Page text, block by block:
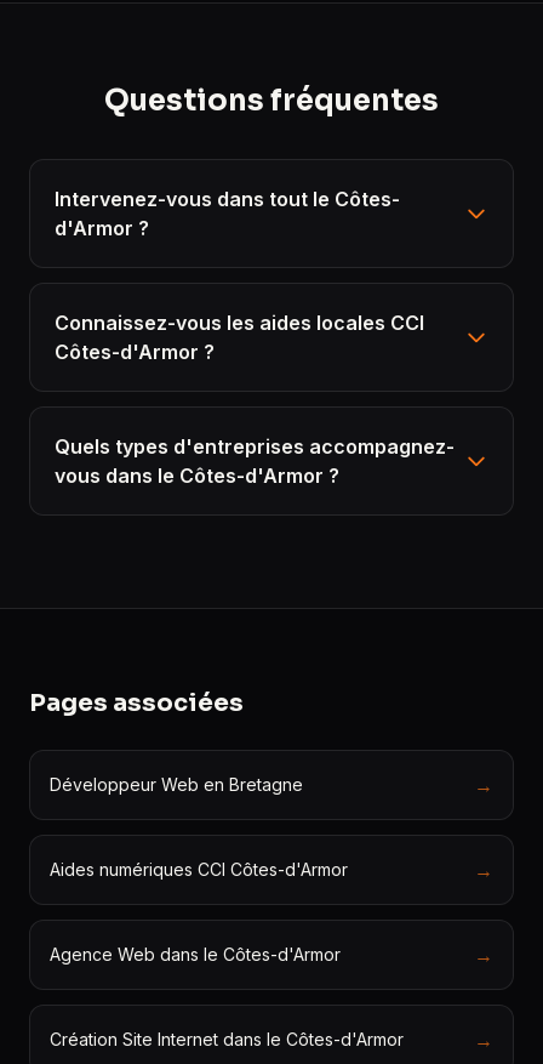
Questions fréquentes
Intervenez-vous dans tout le Côtes-
d'Armor ?
Connaissez-vous les aides locales CCI
Côtes-d'Armor ?
Quels types d'entreprises accompagnez-
vous dans le Côtes-d'Armor ?
Pages associées
Développeur Web en Bretagne →
Aides numériques CCI Côtes-d'Armor →
Agence Web dans le Côtes-d'Armor →
Création Site Internet dans le Côtes-d'Armor →